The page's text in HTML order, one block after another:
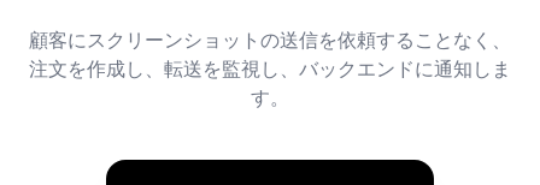
顧客にスクリーンショットの送信を依頼することなく、
注文を作成し、転送を監視し、バックエンドに通知しま
す。